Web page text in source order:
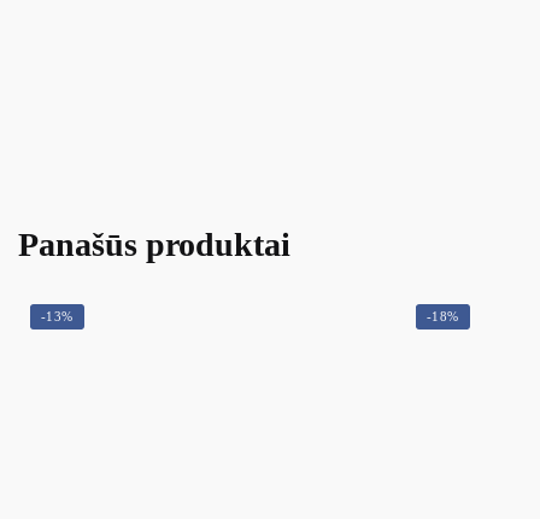
Panašūs produktai
-13% -18%